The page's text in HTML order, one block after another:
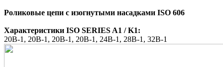
Роликовые цепи с изогнутыми насадками ISO 606
Характеристики ISO SERIES A1 / K1:
20B-1, 20B-1, 20B-1, 20B-1, 24B-1, 28B-1, 32B-1